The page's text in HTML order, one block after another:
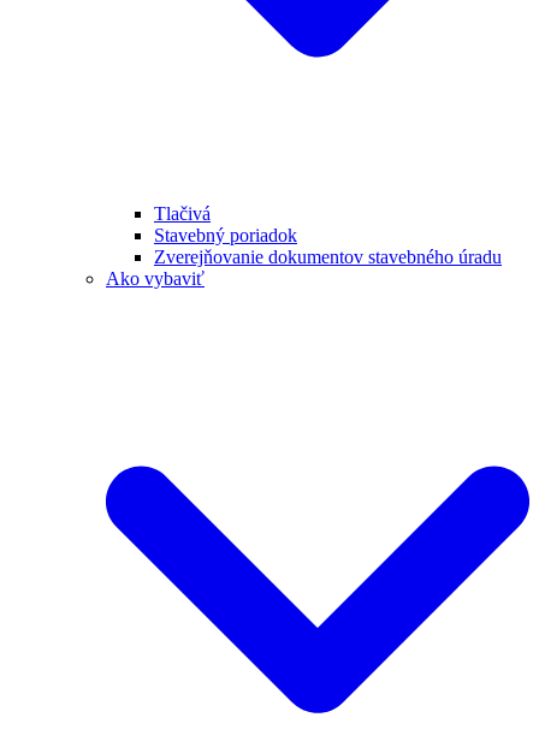
Tlačivá
Stavebný poriadok
Zverejňovanie dokumentov stavebného úradu
Ako vybaviť